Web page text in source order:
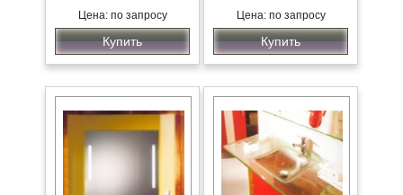
Цена: по запросу
Купить
Цена: по запросу
Купить